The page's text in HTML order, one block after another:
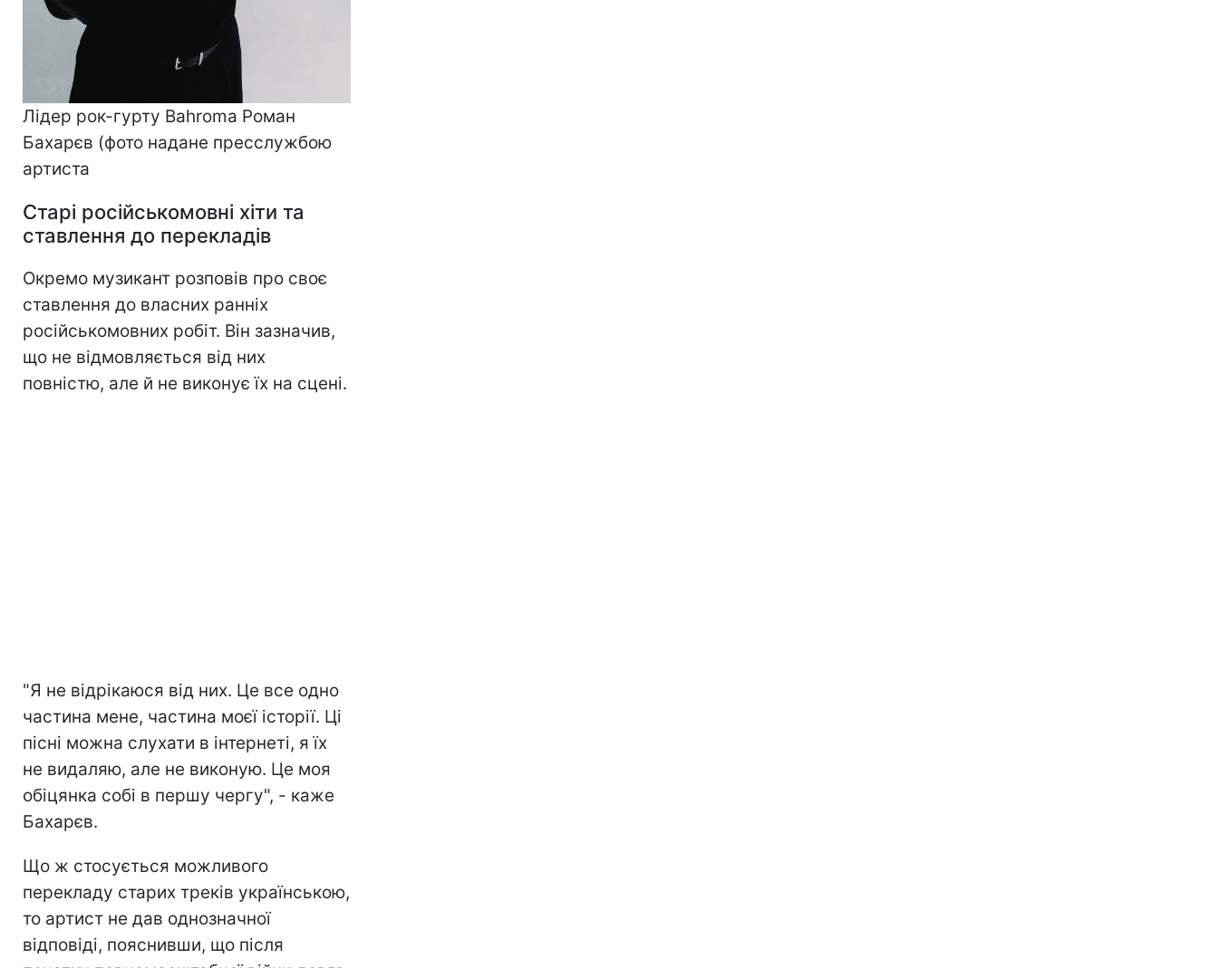
Лідер рок-гурту Bahroma Роман
Бахарєв (фото надане пресслужбою
артиста
Старі російськомовні хіти та
ставлення до перекладів
Окремо музикант розповів про своє
ставлення до власних ранніх
російськомовних робіт. Він зазначив,
що не відмовляється від них
повністю, але й не виконує їх на сцені.
"Я не відрікаюся від них. Це все одно
частина мене, частина моєї історії. Ці
пісні можна слухати в інтернеті, я їх
не видаляю, але не виконую. Це моя
обіцянка собі в першу чергу", - каже
Бахарєв.
Що ж стосується можливого
перекладу старих треків українською,
то артист не дав однозначної
відповіді, пояснивши, що після